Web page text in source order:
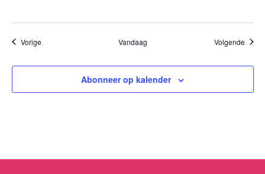
VorigeEvenementen Vandaag Volgende
Abonneer op kalender